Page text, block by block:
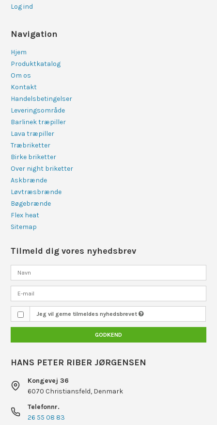
Log ind
Navigation
Hjem
Produktkatalog
Om os
Kontakt
Handelsbetingelser
Leveringsområde
Barlinek træpiller
Lava træpiller
Træbriketter
Birke briketter
Over night briketter
Askbrænde
Løvtræsbrænde
Bøgebrænde
Flex heat
Sitemap
Tilmeld dig vores nyhedsbrev
Jeg vil gerne tilmeldes nyhedsbrevet
GODKEND
HANS PETER RIBER JØRGENSEN
Kongevej 36
6070 Christiansfeld, Denmark
Telefonnr.
26 55 08 83